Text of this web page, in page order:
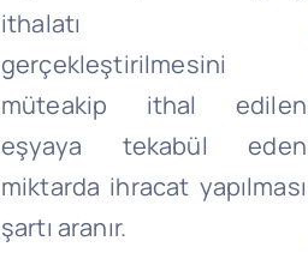
ithalatı
gerçekleştirilmesini
müteakip ithal edilen
eşyaya tekabül eden
miktarda ihracat yapılması
şartı aranır.